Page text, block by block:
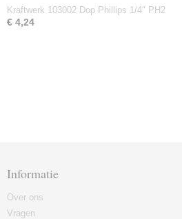
Kraftwerk 103002 Dop Phillips 1/4" PH2
€ 4,24
Informatie
Over ons
Vragen